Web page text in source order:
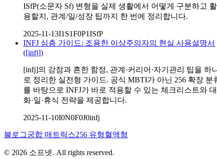
ISfP(소문자 Sf) 변형을 실제 생활에서 어떻게 구분하고 활
용할지, 관계/일/성장 팁까지 한 번에 정리합니다.
2025-11-13I1S1F0P1ISfP
INFJ 심층 가이드: 조용한 이상주의자의 현실 사용설명서
([infj])
[infj]의 강점과 흔한 함정, 관계·커리어·자기관리 팁을 하
로 정리한 실전형 가이드. 공식 MBTI가 아닌 256 확장 분
를 바탕으로 INFJ가 바로 적용할 수 있는 체크리스트와 대
화·일·휴식 전략을 제공합니다.
2025-11-10I0N0F0J0infj
블로그궁합 매트릭스256 유형혈액형
© 2026 소프넷. All rights reserved.